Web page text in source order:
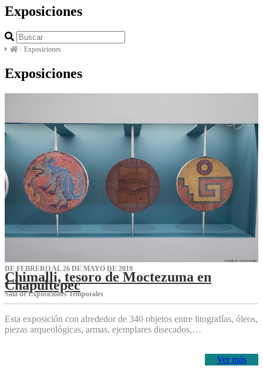
Exposiciones
/ Exposiciones
Exposiciones
DE FEBRERO AL 26 DE MAYO DE 2019
Chimalli, tesoro de Moctezuma en
Chapultepec
Sala de Exposiciones Temporales
Esta exposición con alrededor de 340 objetos entre litografías, óleos,
piezas arqueológicas, armas, ejemplares disecados,…
Ver más